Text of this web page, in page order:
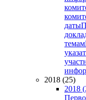
даты
темам
2018 (25)
2018